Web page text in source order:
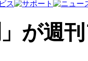
」が週